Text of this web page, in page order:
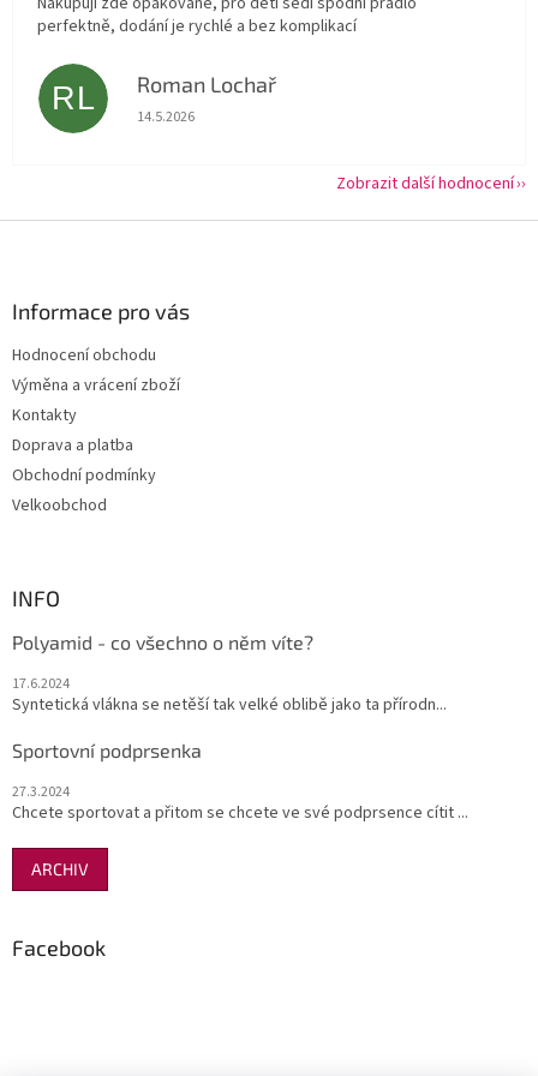
perfektně, dodání je rychlé a bez komplikací
RL Roman Lochař
Hodnocení obchodu je 5 z 5 hvězdiček.
14.5.2026
Zobrazit další hodnocení
Informace pro vás
Hodnocení obchodu
Výměna a vrácení zboží
Kontakty
Doprava a platba
Obchodní podmínky
Velkoobchod
INFO
Polyamid - co všechno o něm víte?
17.6.2024
Syntetická vlákna se netěší tak velké oblibě jako ta přírodn...
Sportovní podprsenka
27.3.2024
Chcete sportovat a přitom se chcete ve své podprsence cítit ...
ARCHIV
Facebook